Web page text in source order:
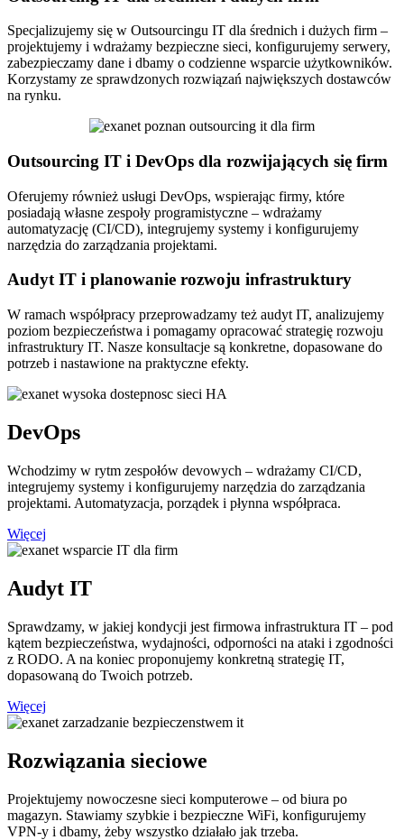
Specjalizujemy się w Outsourcingu IT dla średnich i dużych firm –
projektujemy i wdrażamy bezpieczne sieci, konfigurujemy serwery,
zabezpieczamy dane i dbamy o codzienne wsparcie użytkowników.
Korzystamy ze sprawdzonych rozwiązań największych dostawców
na rynku.
Outsourcing IT i DevOps dla rozwijających się firm
Oferujemy również usługi DevOps, wspierając firmy, które
posiadają własne zespoły programistyczne – wdrażamy
automatyzację (CI/CD), integrujemy systemy i konfigurujemy
narzędzia do zarządzania projektami.
Audyt IT i planowanie rozwoju infrastruktury
W ramach współpracy przeprowadzamy też audyt IT, analizujemy
poziom bezpieczeństwa i pomagamy opracować strategię rozwoju
infrastruktury IT. Nasze konsultacje są konkretne, dopasowane do
potrzeb i nastawione na praktyczne efekty.
DevOps
Wchodzimy w rytm zespołów devowych – wdrażamy CI/CD,
integrujemy systemy i konfigurujemy narzędzia do zarządzania
projektami. Automatyzacja, porządek i płynna współpraca.
Więcej
Audyt IT
Sprawdzamy, w jakiej kondycji jest firmowa infrastruktura IT – pod
kątem bezpieczeństwa, wydajności, odporności na ataki i zgodności
z RODO. A na koniec proponujemy konkretną strategię IT,
dopasowaną do Twoich potrzeb.
Więcej
Rozwiązania sieciowe
Projektujemy nowoczesne sieci komputerowe – od biura po
magazyn. Stawiamy szybkie i bezpieczne WiFi, konfigurujemy
VPN-y i dbamy, żeby wszystko działało jak trzeba.